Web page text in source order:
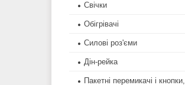
Свічки
Обігрівачі
Силові роз'єми
Дін-рейка
Пакетні перемикачі і кнопки,